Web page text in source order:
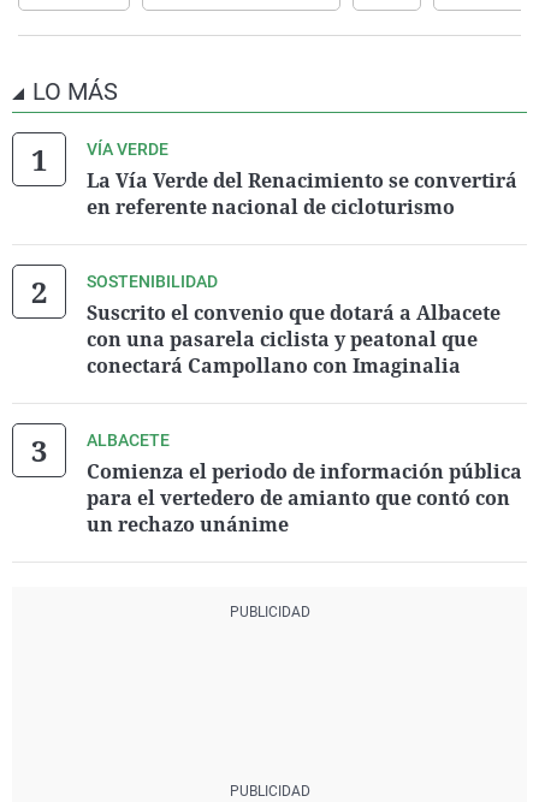
LO MÁS
VÍA VERDE
La Vía Verde del Renacimiento se convertirá
en referente nacional de cicloturismo
SOSTENIBILIDAD
Suscrito el convenio que dotará a Albacete
con una pasarela ciclista y peatonal que
conectará Campollano con Imaginalia
ALBACETE
Comienza el periodo de información pública
para el vertedero de amianto que contó con
un rechazo unánime